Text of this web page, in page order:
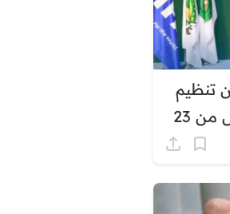
تنظيم
كأس إفريقيا لأقل من 23